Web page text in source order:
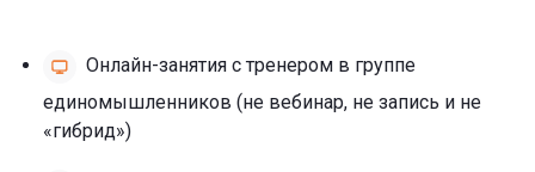
Онлайн-занятия с тренером в группе
единомышленников (не вебинар, не запись и не
«гибрид»)